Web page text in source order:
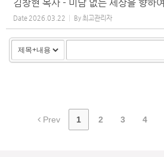
김창현 목사 - 미담 없는 세상을 향하여
Date 2026.03.22 By최고관리자
Prev 1 2 3 4